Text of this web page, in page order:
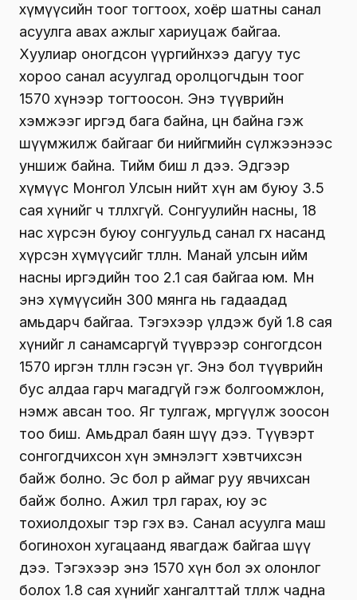
хүмүүсийн тоог тогтоох, хоёр шатны санал
асуулга авах ажлыг хариуцаж байгаа.
Хуулиар оногдсон үүргийнхээ дагуу тус
хороо санал асуулгад оролцогчдын тоог
1570 хүнээр тогтоосон. Энэ түүврийн
хэмжээг иргэд бага байна, цөөн байна гэж
шүүмжилж байгааг би нийгмийн сүлжээнээс
уншиж байна. Тийм биш л дээ. Эдгээр
хүмүүс Монгол Улсын нийт хүн ам буюу 3.5
сая хүнийг ч төлөөлөхгүй. Сонгуулийн насны, 18
нас хүрсэн буюу сонгуульд санал өгөх насанд
хүрсэн хүмүүсийг төлөөлнө. Манай улсын ийм
насны иргэдийн тоо 2.1 сая байгаа юм. Мөн
энэ хүмүүсийн 300 мянга нь гадаадад
амьдарч байгаа. Тэгэхээр үлдэж буй 1.8 сая
хүнийг л санамсаргүй түүврээр сонгогдсон
1570 иргэн төлөөлнө гэсэн үг. Энэ бол түүврийн
бус алдаа гарч магадгүй гэж болгоомжлон,
нэмж авсан тоо. Яг тулгаж, мөргүүлж зоосон
тоо биш. Амьдрал баян шүү дээ. Түүвэрт
сонгогдчихсон хүн эмнэлэгт хэвтчихсэн
байж болно. Эс бол өөр аймаг руу явчихсан
байж болно. Ажил төрөл гарах, юу эс
тохиолдохыг тэр гэх вэ. Санал асуулга маш
богинохон хугацаанд явагдаж байгаа шүү
дээ. Тэгэхээр энэ 1570 хүн бол эх олонлог
болох 1.8 сая хүнийг хангалттай төлөөлж чадна